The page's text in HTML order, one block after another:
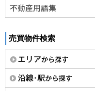
売買物件検索